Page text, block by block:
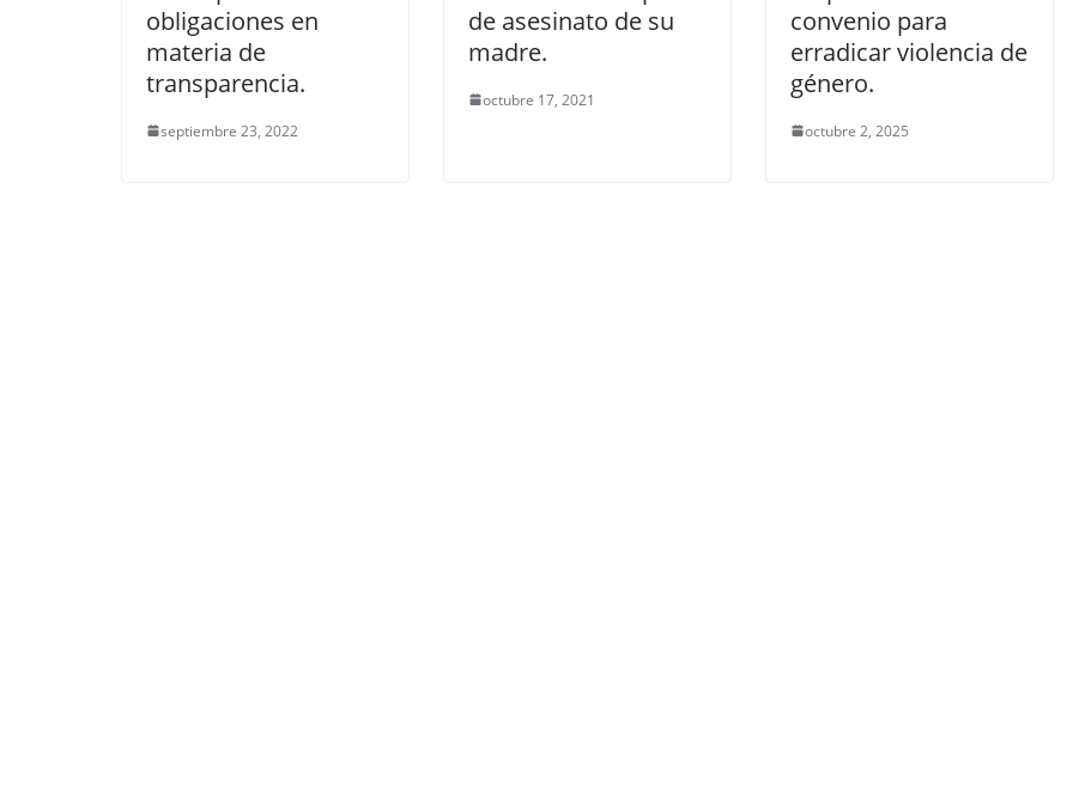
obligaciones en
materia de
transparencia.
septiembre 23, 2022
de asesinato de su
madre.
octubre 17, 2021
convenio para
erradicar violencia de
género.
octubre 2, 2025